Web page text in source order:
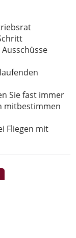
Sie fast immer
mitbestimmen
Fliegen mit